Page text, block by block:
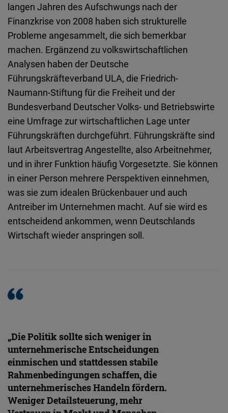
langen Jahren des Aufschwungs nach der
Finanzkrise von 2008 haben sich strukturelle
Probleme angesammelt, die sich bemerkbar
machen. Ergänzend zu volkswirtschaftlichen
Analysen haben der Deutsche
Führungskräfteverband ULA, die Friedrich-
Naumann-Stiftung für die Freiheit und der
Bundesverband Deutscher Volks- und Betriebswirte
eine Umfrage zur wirtschaftlichen Lage unter
Führungskräften durchgeführt. Führungskräfte sind
laut Arbeitsvertrag Angestellte, also Arbeitnehmer,
und in ihrer Funktion häufig Vorgesetzte. Sie können
in einer Person mehrere Perspektiven einnehmen,
was sie zum idealen Brückenbauer und auch
Antreiber im Unternehmen macht. Auf sie wird es
entscheidend ankommen, wenn Deutschlands
Wirtschaft wieder anspringen soll.
„DiePolitik sollte sichwenigerin
unternehmerischeEntscheidungen
einmischenund stattdessenstabile
Rahmenbedingungen schaffen, die
unternehmerischesHandelnfördern.
WenigerDetailsteuerung,mehr
Flickr
Embed
Newsletter2go
Embed
Podigee
Embed
D.Vinci
Embed
Typeform
Embed